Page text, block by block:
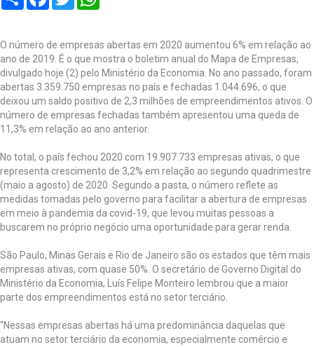
O número de empresas abertas em 2020 aumentou 6% em relação ao
ano de 2019. É o que mostra o boletim anual do Mapa de Empresas,
divulgado hoje (2) pelo Ministério da Economia. No ano passado, foram
abertas 3.359.750 empresas no país e fechadas 1.044.696, o que
deixou um saldo positivo de 2,3 milhões de empreendimentos ativos. O
número de empresas fechadas também apresentou uma queda de
11,3% em relação ao ano anterior.
No total, o país fechou 2020 com 19.907.733 empresas ativas, o que
representa crescimento de 3,2% em relação ao segundo quadrimestre
(maio a agosto) de 2020. Segundo a pasta, o número reflete as
medidas tomadas pelo governo para facilitar a abertura de empresas
em meio à pandemia da covid-19, que levou muitas pessoas a
buscarem no próprio negócio uma oportunidade para gerar renda.
São Paulo, Minas Gerais e Rio de Janeiro são os estados que têm mais
empresas ativas, com quase 50%. O secretário de Governo Digital do
Ministério da Economia, Luís Felipe Monteiro lembrou que a maior
parte dos empreendimentos está no setor terciário.
“Nessas empresas abertas há uma predominância daquelas que
atuam no setor terciário da economia, especialmente comércio e